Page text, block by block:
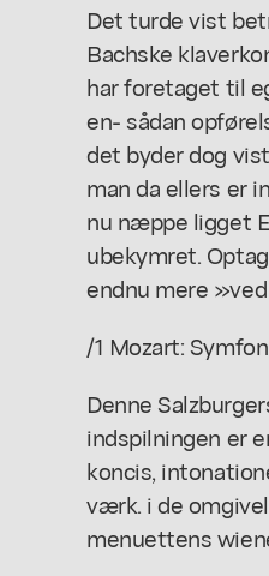
Det turde vist
Bachske
har foretaget til
en- sådan
det byder dog
man da ellers er
nu næppe ligget
ubekymret.
endnu mere
/1 Mozart:
Denne
indspilningen er
koncis,
værk. i de
menuettens